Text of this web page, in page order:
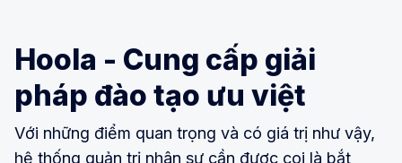
Hoola - Cung cấp giải
pháp đào tạo ưu việt
Với những điểm quan trọng và có giá trị như vậy,
hệ thống quản trị nhân sự cần được coi là bắt